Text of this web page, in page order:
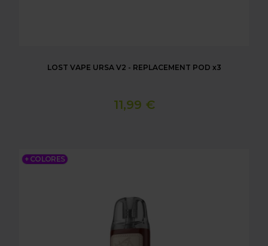
LOST VAPE URSA V2 - REPLACEMENT POD x3
11,99 €
+ COLORES
LOST VAPE URSA NANO S2 POD KIT